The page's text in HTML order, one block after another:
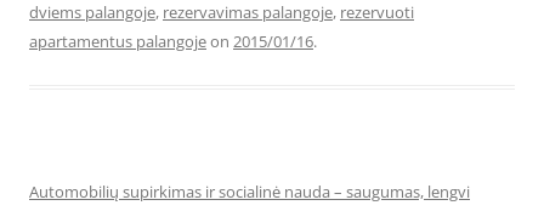
dviems palangoje, rezervavimas palangoje, rezervuoti
apartamentus palangojeon 2015/01/16.
Automobilių supirkimas ir socialinė nauda – saugumas, lengvi